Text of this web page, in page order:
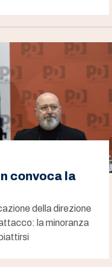
convoca la
della direzione
la minoranza